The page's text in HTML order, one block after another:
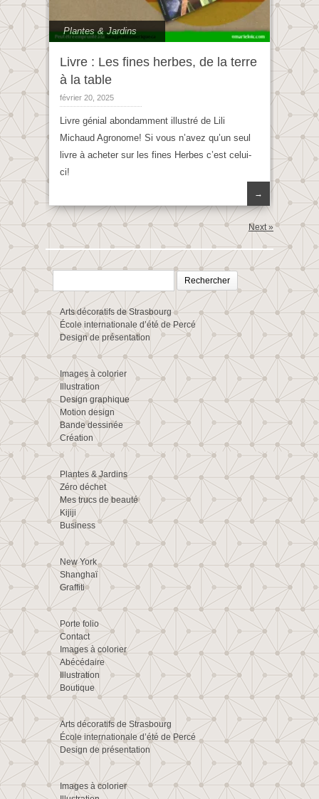
Plantes & Jardins
Livre : Les fines herbes, de la terre
à la table
février 20, 2025
Livre génial abondamment illustré de Lili
Michaud Agronome! Si vous n’avez qu’un seul
livre à acheter sur les fines Herbes c’est celui-
ci!
→
Next »
Rechercher :
Arts décoratifs de Strasbourg
École internationale d’été de Percé
Design de présentation
Images à colorier
Illustration
Design graphique
Motion design
Bande dessinée
Création
Plantes & Jardins
Zéro déchet
Mes trucs de beauté
Kijiji
Business
New York
Shanghaï
Graffiti
Porte folio
Contact
Images à colorier
Abécédaire
Illustration
Boutique
Arts décoratifs de Strasbourg
École internationale d’été de Percé
Design de présentation
Images à colorier